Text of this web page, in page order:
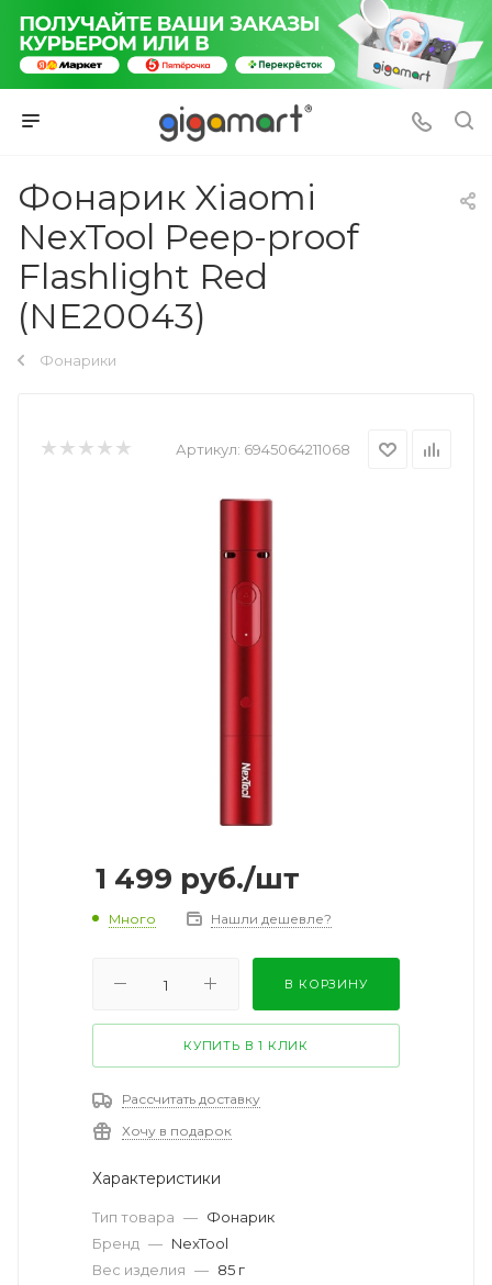
Фонарик Xiaomi
NexTool Peep-proof
Flashlight Red
(NE20043)
Фонарики
Артикул: 6945064211068
1 499 руб./шт
Много Нашли дешевле?
В КОРЗИНУ
КУПИТЬ В 1 КЛИК
Рассчитать доставку
Хочу в подарок
Характеристики
Тип товара — Фонарик
Бренд — NexTool
Вес изделия — 85 г